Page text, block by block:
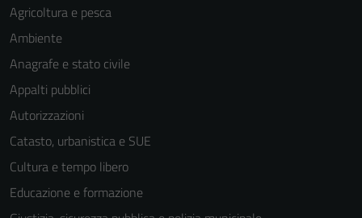
Agricoltura e pesca
Ambiente
Anagrafe e stato civile
Appalti pubblici
Autorizzazioni
Catasto, urbanistica e SUE
Cultura e tempo libero
Educazione e formazione